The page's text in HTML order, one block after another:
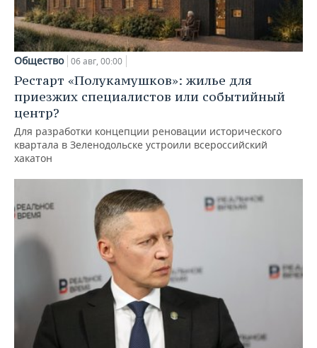
Общество 06 авг, 00:00
Рестарт «Полукамушков»: жилье для
приезжих специалистов или событийный
центр?
Для разработки концепции реновации исторического
квартала в Зеленодольске устроили всероссийский
хакатон